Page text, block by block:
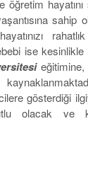
öğretim
sahip
ise
eğitimine,
gösterdiği
olacak ve